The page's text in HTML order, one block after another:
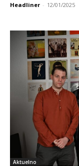
Headliner - 12/01/2025
Aktuelno